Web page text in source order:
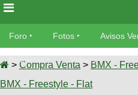
Foro
Foro
TÃ©cnica
Fotos
Foro Fotos Avisos
Bicicletas Videos
> Compra Venta > BMX -
BMX - Freestyle - Flat